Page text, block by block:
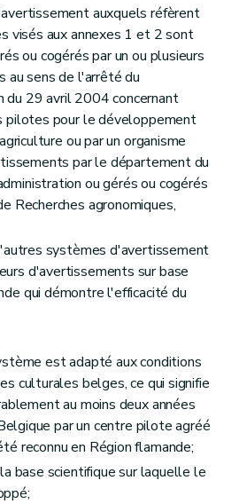
auxquels réfèrent
visés aux annexes 1 et 2 sont
ou cogérés par un ou plusieurs
au sens de l'arrêté du
du 29 avril 2004 concernant
pilotes pour le développement
ou par un organisme
par le département du
ou gérés ou cogérés
Recherches agronomiques,
systèmes d'avertissement
d'avertissements sur base
qui démontre l'efficacité du
est adapté aux conditions
culturales belges, ce qui signifie
au moins deux années
par un centre pilote agréé
reconnu en Région flamande;
base scientifique sur laquelle le